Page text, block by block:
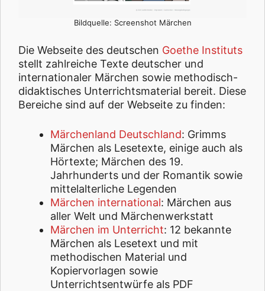
Bildquelle: Screenshot Märchen
Die Webseite des deutschen Goethe Instituts
stellt zahlreiche Texte deutscher und
internationaler Märchen sowie methodisch-
didaktisches Unterrichtsmaterial bereit. Diese
Bereiche sind auf der Webseite zu finden:
Märchenland Deutschland: Grimms
Märchen als Lesetexte, einige auch als
Hörtexte; Märchen des 19.
Jahrhunderts und der Romantik sowie
mittelalterliche Legenden
Märchen international: Märchen aus
aller Welt und Märchenwerkstatt
Märchen im Unterricht: 12 bekannte
Märchen als Lesetext und mit
methodischen Material und
Kopiervorlagen sowie
Unterrichtsentwürfe als PDF